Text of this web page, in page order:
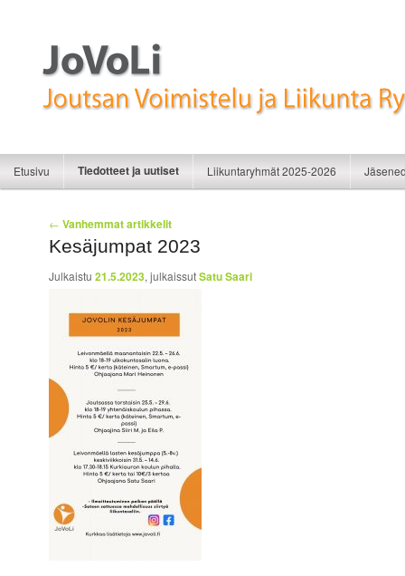
JoVoLi | Joutsan Voimistelu ja
Siirry sisältöön
Siirry toissijaiseen sisältöön
Etusivu Tiedotteet ja uutiset Liikuntaryhmät 2025-2026
Artikkelien selaus
← Vanhemmat artikkelit
Kesäjumpat 2023
Julkaistu21.5.2023, julkaissutSatu Saari